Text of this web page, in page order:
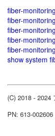
fiber-
fiber-
fiber-
fiber-
fiber-
show system
(C) 2018 - 2024
PN: 613-